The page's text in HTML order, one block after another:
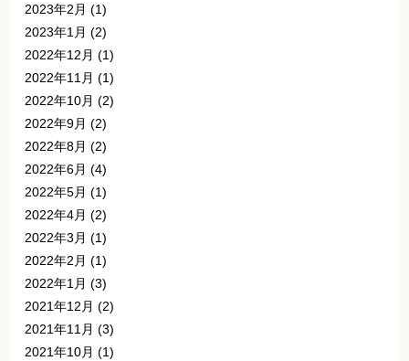
2023年2月 (1)
2023年1月 (2)
2022年12月 (1)
2022年11月 (1)
2022年10月 (2)
2022年9月 (2)
2022年8月 (2)
2022年6月 (4)
2022年5月 (1)
2022年4月 (2)
2022年3月 (1)
2022年2月 (1)
2022年1月 (3)
2021年12月 (2)
2021年11月 (3)
2021年10月 (1)